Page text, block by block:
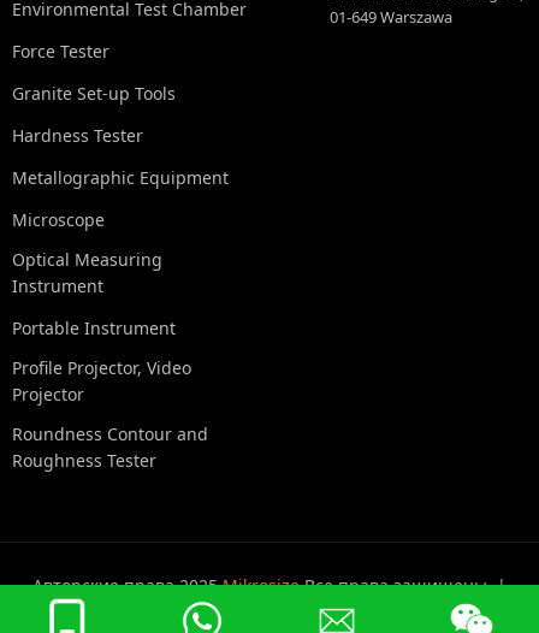
Environmental Test Chamber
Force Tester
Granite Set-up Tools
Hardness Tester
Metallographic Equipment
Microscope
Optical Measuring
Instrument
Portable Instrument
Profile Projector, Video
Projector
Roundness Contour and
Roughness Tester
01-649 Warszawa
Авторские права 2025MikrosizeВсе права защищены. |
Политика конфиденциальности| Карта сайта